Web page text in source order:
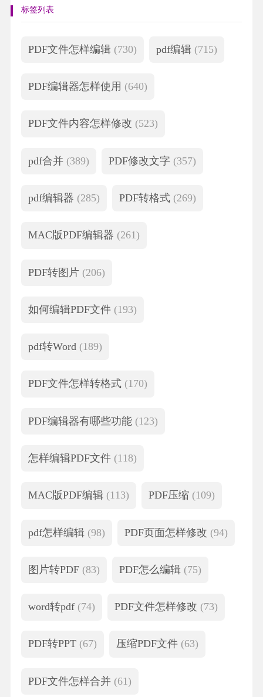
标签列表
PDF文件怎样编辑 (730) pdf编辑 (715)
PDF编辑器怎样使用 (640)
PDF文件内容怎样修改 (523)
pdf合并 (389) PDF修改文字 (357)
pdf编辑器 (285) PDF转格式 (269)
MAC版PDF编辑器 (261)
PDF转图片 (206)
如何编辑PDF文件 (193)
pdf转Word (189)
PDF文件怎样转格式 (170)
PDF编辑器有哪些功能 (123)
怎样编辑PDF文件 (118)
MAC版PDF编辑 (113) PDF压缩 (109)
pdf怎样编辑 (98) PDF页面怎样修改 (94)
图片转PDF (83) PDF怎么编辑 (75)
word转pdf (74) PDF文件怎样修改 (73)
PDF转PPT (67) 压缩PDF文件 (63)
PDF文件怎样合并 (61)